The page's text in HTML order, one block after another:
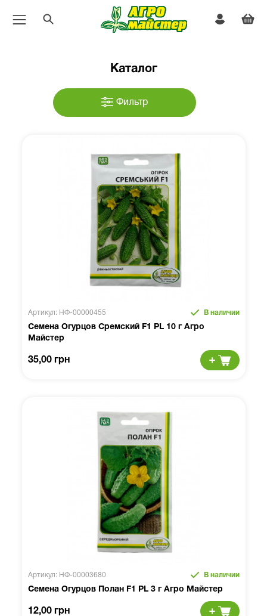
Каталог
Фильтр
Артикул: НФ-00000455 В наличии
Семена Огурцов Сремский F1 PL 10 г Агро
Майстер
35,00 грн
Артикул: НФ-00003680 В наличии
Семена Огурцов Полан F1 PL 3 г Агро Майстер
12,00 грн